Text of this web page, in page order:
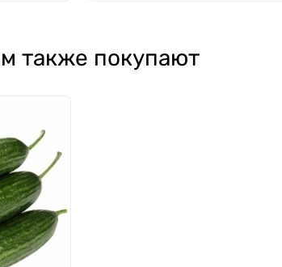
также покупают